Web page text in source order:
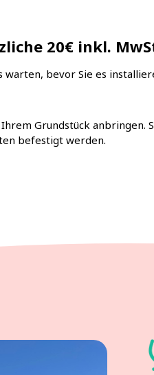
20€ inkl.
warten, bevor Sie es
Grundstück anbringen.
befestigt werden.